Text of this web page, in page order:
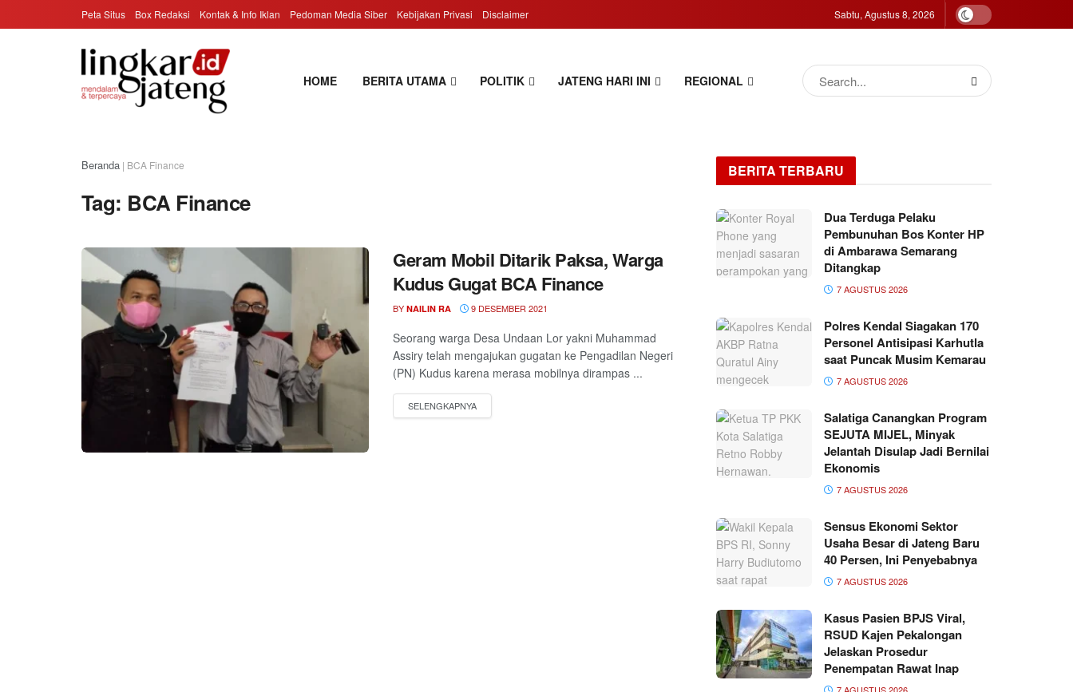
Peta Situs Box Redaksi Kontak & Info Iklan Pedoman Media Siber Kebijakan Privasi Disclaimer Sabtu, Agustus 8, 2026
HOME BERITA UTAMA POLITIK JATENG HARI INI REGIONAL
Beranda | BCA Finance
Tag: BCA Finance
Geram Mobil Ditarik Paksa, Warga
Kudus Gugat BCA Finance
BY NAILIN RA 9 DESEMBER 2021
Seorang warga Desa Undaan Lor yakni Muhammad
Assiry telah mengajukan gugatan ke Pengadilan Negeri
(PN) Kudus karena merasa mobilnya dirampas ...
BERITA TERBARU
Dua Terduga Pelaku
Pembunuhan Bos Konter HP
di Ambarawa Semarang
Ditangkap
7 AGUSTUS 2026
Polres Kendal Siagakan 170
Personel Antisipasi Karhutla
saat Puncak Musim Kemarau
7 AGUSTUS 2026
Salatiga Canangkan Program
SEJUTA MIJEL, Minyak
Jelantah Disulap Jadi Bernilai
Ekonomis
7 AGUSTUS 2026
Sensus Ekonomi Sektor
Usaha Besar di Jateng Baru
40 Persen, Ini Penyebabnya
7 AGUSTUS 2026
Kasus Pasien BPJS Viral,
RSUD Kajen Pekalongan
Jelaskan Prosedur
Penempatan Rawat Inap